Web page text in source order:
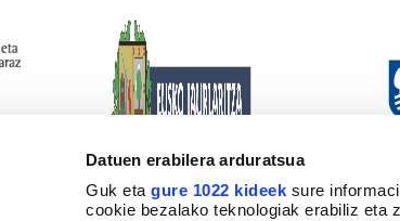
Datuen erabilera arduratsua
Guk etagure 1022 kideek sure
cookie bezalako teknologiak erabiliz eta